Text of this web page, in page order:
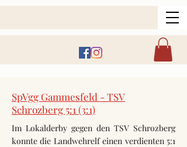
SpVgg Gammesfeld - TSV
Schrozberg 5:1 (3:1)
Im Lokalderby gegen den TSV Schrozberg
konnte die Landwehrelf einen verdienten 5:1